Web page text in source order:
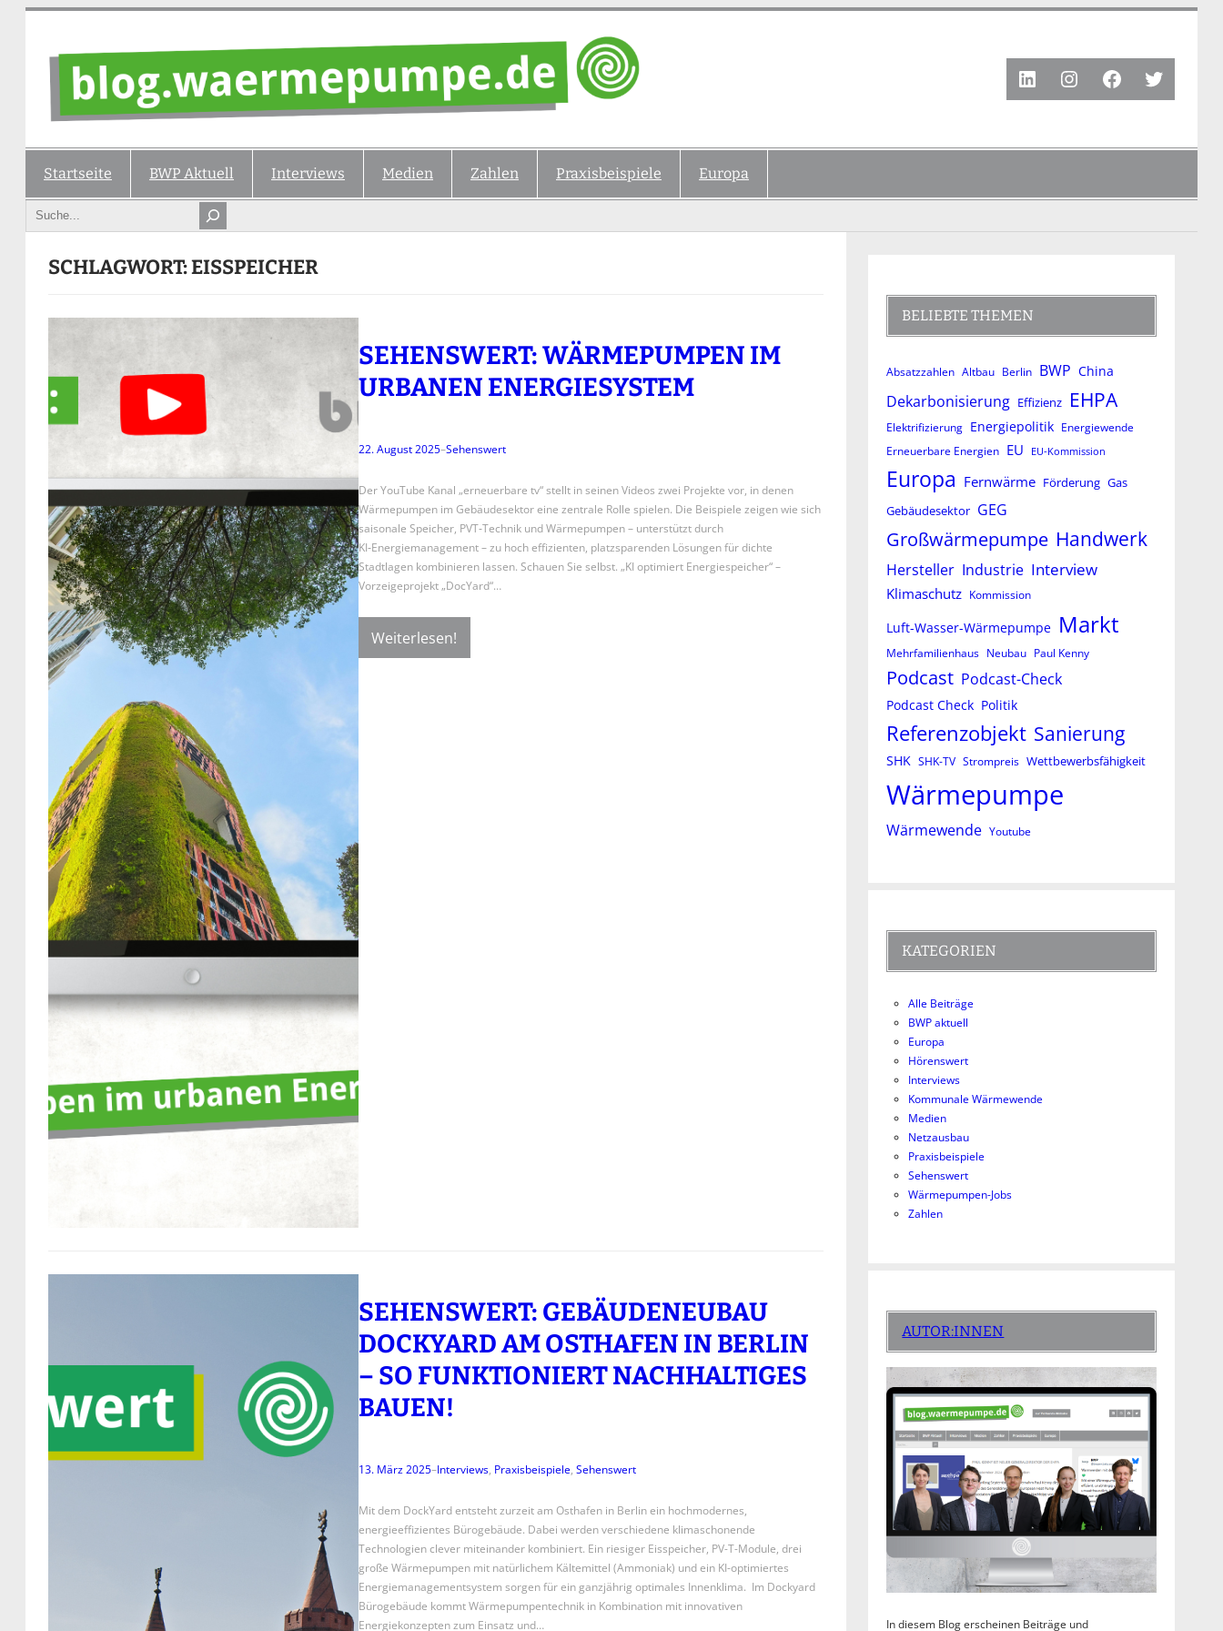
Zum
springen
LinkedInInstagram
Facebook
Twitter
Startseite BWP Aktuell Interviews Medien Zahlen Praxisbeispiele Europa
Search
SCHLAGWORT:EISSPEICHER
SEHENSWERT: WÄRMEPUMPEN IM
URBANEN ENERGIESYSTEM
22. August 2025–Sehenswert
Der YouTube Kanal „erneuerbare tv“ stellt in seinen Videos zwei Projekte vor, in denen
Wärmepumpen im Gebäudesektor eine zentrale Rolle spielen. Die Beispiele zeigen wie sich
saisonale Speicher, PVT‑Technik und Wärmepumpen – unterstützt durch
KI‑Energiemanagement – zu hoch effizienten, platzsparenden Lösungen für dichte
Stadtlagen kombinieren lassen. Schauen Sie selbst. „KI optimiert Energiespeicher“ –
Vorzeigeprojekt „DocYard“…
Weiterlesen!
SEHENSWERT: GEBÄUDENEUBAU
DOCKYARD AM OSTHAFEN IN BERLIN
– SO FUNKTIONIERT NACHHALTIGES
BAUEN!
13. März 2025–Interviews, Praxisbeispiele, Sehenswert
Mit dem DockYard entsteht zurzeit am Osthafen in Berlin ein hochmodernes,
energieeffizientes Bürogebäude. Dabei werden verschiedene klimaschonende
Technologien clever miteinander kombiniert. Ein riesiger Eisspeicher, PV-T-Module, drei
große Wärmepumpen mit natürlichem Kältemittel (Ammoniak) und ein KI-optimiertes
Energiemanagementsystem sorgen für ein ganzjährig optimales Innenklima. Im Dockyard
Bürogebäude kommt Wärmepumpentechnik in Kombination mit innovativen
Energiekonzepten zum Einsatz und…
BELIEBTE THEMEN
Absatzzahlen Altbau Berlin BWP China
Dekarbonisierung Effizienz EHPA
Elektrifizierung Energiepolitik Energiewende
Erneuerbare Energien EU EU-Kommission
Europa Fernwärme Förderung Gas
Gebäudesektor GEG
Großwärmepumpe Handwerk
Hersteller Industrie Interview
Klimaschutz Kommission
Luft-Wasser-Wärmepumpe Markt
Mehrfamilienhaus Neubau Paul Kenny
Podcast Podcast-Check
Podcast Check Politik
Referenzobjekt Sanierung
SHK SHK-TV Strompreis Wettbewerbsfähigkeit
Wärmepumpe
Wärmewende Youtube
KATEGORIEN
Alle Beiträge
BWP aktuell
Europa
Hörenswert
Interviews
Kommunale Wärmewende
Medien
Netzausbau
Praxisbeispiele
Sehenswert
Wärmepumpen-Jobs
Zahlen
AUTOR:INNEN
In diesem Blog erscheinen Beiträge und